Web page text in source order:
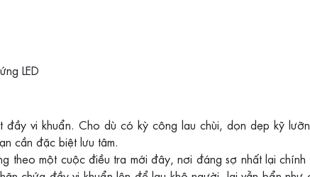
LED
vi khuẩn. Cho dù có kỳ công lau chùi, dọn dẹp kỹ
cần đặc biệt lưu tâm.
theo một cuộc điều tra mới đây, nơi đáng sợ nhất lại